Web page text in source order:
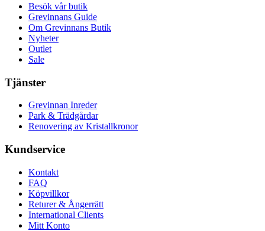
Besök vår butik
Grevinnans Guide
Om Grevinnans Butik
Nyheter
Outlet
Sale
Tjänster
Grevinnan Inreder
Park & Trädgårdar
Renovering av Kristallkronor
Kundservice
Kontakt
FAQ
Köpvillkor
Returer & Ångerrätt
International Clients
Mitt Konto